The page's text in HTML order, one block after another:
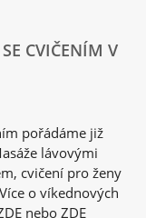
CVIČENÍM V
pořádáme již
lávovými
cvičení pro ženy
o víkednových
nebo ZDE